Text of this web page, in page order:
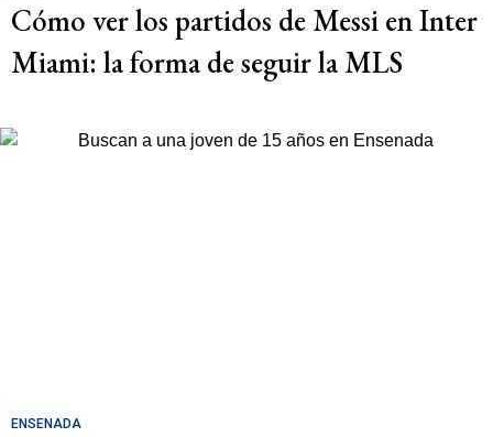
Cómo ver los partidos de Messi en Inter
Miami: la forma de seguir la MLS
ENSENADA